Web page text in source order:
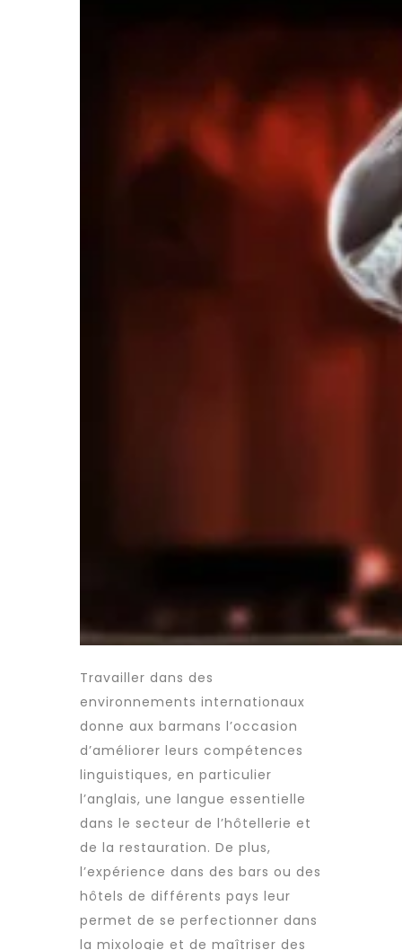
Travailler dans des
environnements internationaux
donne aux barmans l’occasion
d’améliorer leurs compétences
linguistiques, en particulier
l’anglais, une langue essentielle
dans le secteur de l’hôtellerie et
de la restauration. De plus,
l’expérience dans des bars ou des
hôtels de différents pays leur
permet de se perfectionner dans
la mixologie et de maîtriser des